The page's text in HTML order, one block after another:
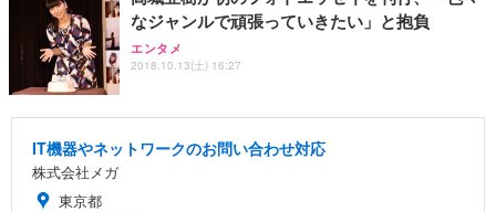
なジャンルで頑張っていきたい」と抱負
エンタメ
2018.10.13(土) 16:27
IT機器やネットワークのお問い合わせ対応
株式会社メガ
東京都